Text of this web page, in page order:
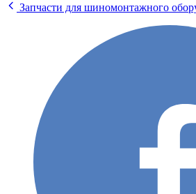
Запчасти для шиномонтажного